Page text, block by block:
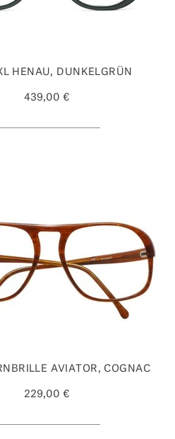
HENAU, DUNKELGRÜN
439,00 €
AVIATOR, COGNAC
229,00 €